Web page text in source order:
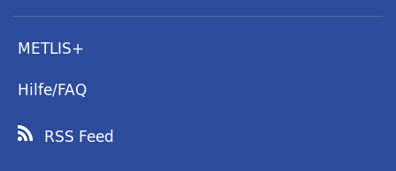
METLIS+
Hilfe/FAQ
RSS Feed